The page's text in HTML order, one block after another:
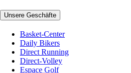
Unsere Geschäfte
Basket-Center
Daily Bikers
Direct Running
Direct-Volley
Espace Golf